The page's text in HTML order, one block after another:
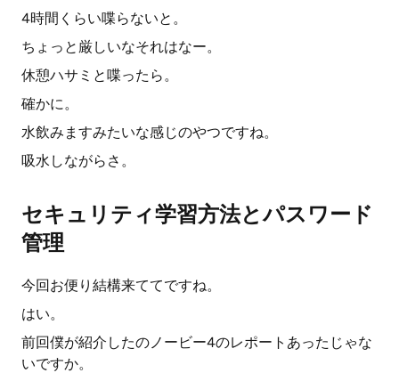
4時間くらい喋らないと。
ちょっと厳しいなそれはなー。
休憩ハサミと喋ったら。
確かに。
水飲みますみたいな感じのやつですね。
吸水しながらさ。
セキュリティ学習方法とパスワード
管理
今回お便り結構来ててですね。
はい。
前回僕が紹介したのノービー4のレポートあったじゃな
いですか。